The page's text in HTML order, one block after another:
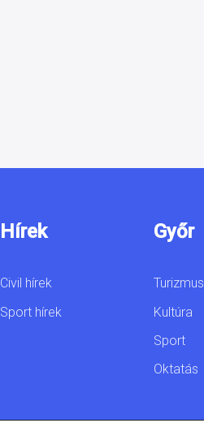
Hírek
Civil hírek
Sport hírek
Győr
Turizmus
Kultúra
Sport
Oktatás